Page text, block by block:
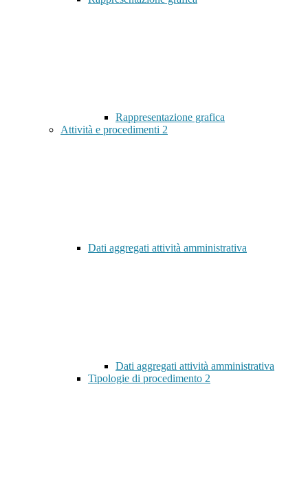
Rappresentazione grafica
Attività e procedimenti 2
Dati aggregati attività amministrativa
Dati aggregati attività amministrativa
Tipologie di procedimento 2